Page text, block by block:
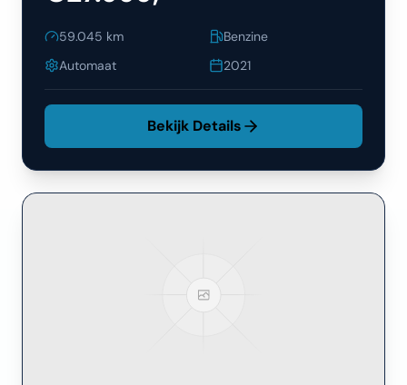
59.045 km
Benzine
Automaat
2021
Bekijk Details